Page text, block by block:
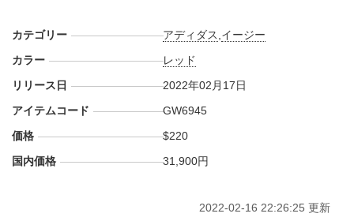
カテゴリー アディダス イージー
カラー
レッド
リリース日
2022年02月17日
アイテムコード
GW6945
価格
$220
国内価格
31,900円
2022-02-16 22:26:25 更新